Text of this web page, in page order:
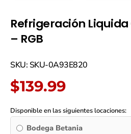
Refrigeración Liquida
– RGB
SKU: SKU-0A93E820
$139.99
Disponible en las siguientes locaciones:
Bodega Betania
Liquida
COUGAR
HELOR
RGB
quantity